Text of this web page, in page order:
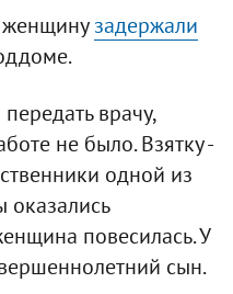
женщинузадержали
врачу,
не было. Взятку -
одной из
повесилась. У
сын.